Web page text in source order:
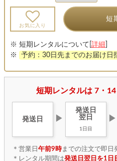
お気に入り
短
※ 短期レンタルについて[ 詳細
※
予約：30日先までのお届け日
短期レンタルは 7・
発送日 ▶
発送日
翌日
1日目
▶
＊営業日 午前9時までの注文で即日
＊レンタル期間は発送日翌日を1日